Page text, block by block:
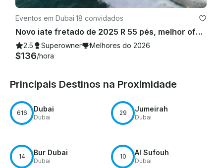
Eventos em Dubai·18 convidados
Novo iate fretado de 2025 R 55 pés, melhor oferta na Marina de Dubai para 15 pessoas
2.5 Superowner Melhores do 2026
$136/hora
Principais Destinos na Proximidade
616 Dubai
Dubai
29 Jumeirah
Dubai
14 Bur Dubai
Dubai
10 Al Sufouh
Dubai